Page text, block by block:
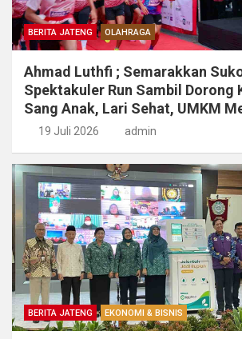
BERITA JATENG OLAHRAGA
Ahmad Luthfi ; Semarakkan
Spektakuler Run Sambil Dorong
Sang Anak, Lari Sehat, UMKM
19 Juli 2026 admin
BERITA JATENG EKONOMI & BISNIS